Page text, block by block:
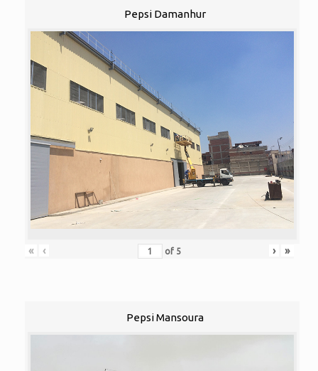
Pepsi Damanhur
« ‹ of 5 › »
Pepsi Mansoura